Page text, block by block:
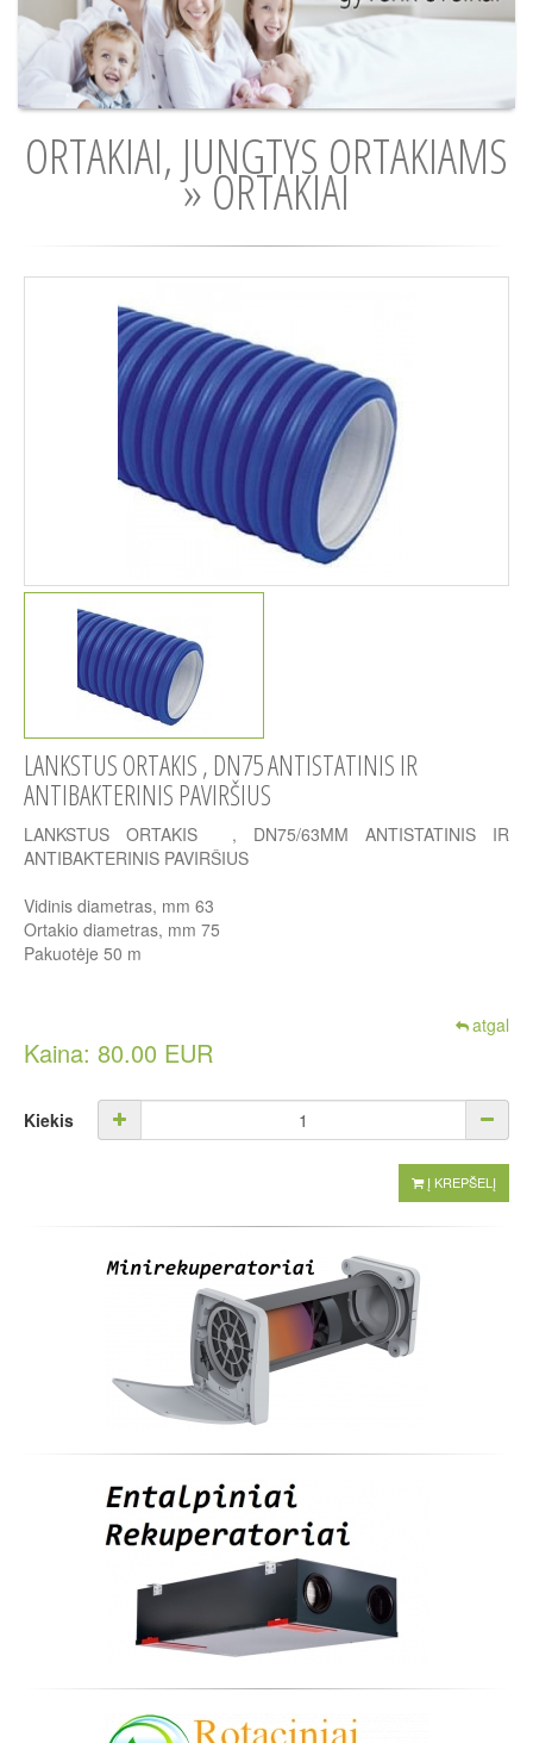
ORTAKIAI, JUNGTYS ORTAKIAMS
» ORTAKIAI
LANKSTUS ORTAKIS , DN75 ANTISTATINIS IR
ANTIBAKTERINIS PAVIRŠIUS
LANKSTUS ORTAKIS , DN75/63MM ANTISTATINIS IR
ANTIBAKTERINIS PAVIRŠIUS
Vidinis diametras, mm 63
Ortakio diametras, mm 75
Pakuotėje 50 m
atgal
Kaina: 80.00 EUR
Kiekis
Į KREPŠELĮ